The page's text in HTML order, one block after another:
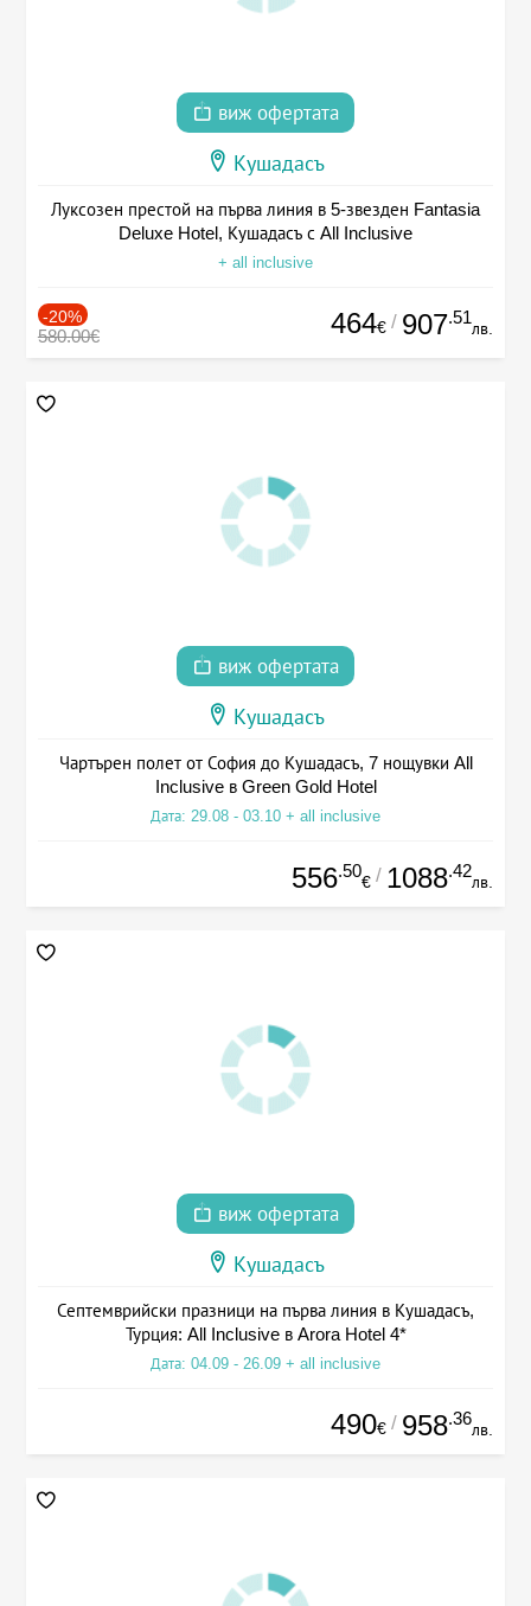
виж офертата
Кушадасъ
Луксозен престой на първа линия в 5-звезден Fantasia
Deluxe Hotel, Кушадасъ с All Inclusive
+ all inclusive
-20%
580.00€ 464€ / 907.51
лв.
виж офертата
Кушадасъ
Чартърен полет от София до Кушадасъ, 7 нощувки All
Inclusive в Green Gold Hotel
Дата: 29.08 - 03.10 + all inclusive
556.50
€ / 1088.42
лв.
виж офертата
Кушадасъ
Септемврийски празници на първа линия в Кушадасъ,
Турция: All Inclusive в Arora Hotel 4*
Дата: 04.09 - 26.09 + all inclusive
490€ / 958.36
лв.